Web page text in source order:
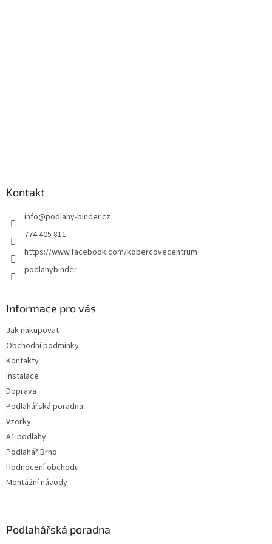
Kontakt
info@podlahy-binder.cz
774 405 811
https://www.facebook.com/kobercovecentrum
podlahybinder
Informace pro vás
Jak nakupovat
Obchodní podmínky
Kontakty
Instalace
Doprava
Podlahářská poradna
Vzorky
A1 podlahy
Podlahář Brno
Hodnocení obchodu
Montážní návody
Podlahářská poradna